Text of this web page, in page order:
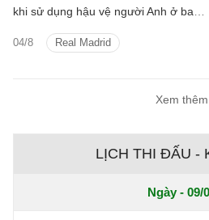
04/8 Real Madrid
khi sử dụng hậu vệ người Anh ở ba
Xem thêm
LỊCH THI ĐẤU -
Ngày - 09/